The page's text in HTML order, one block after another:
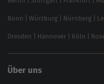
Brand Monitoring 2025
Bonn Würzburg Nürnberg
Dresden Hannover Köln
Über uns